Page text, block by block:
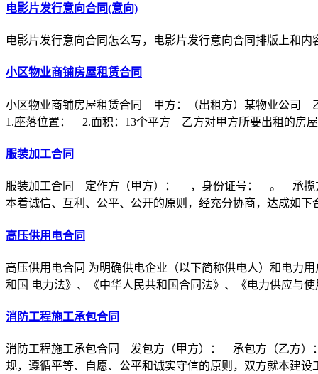
电影片发行意向合同(意向)
电影片发行意向合同怎么写，电影片发行意向合同排版上和
小区物业商铺房屋租赁合同
小区物业商铺房屋租赁合同 甲方：（出租方）某物业公司
1.座落位置： 2.面积：13个平方 乙方对甲方所要出租的房
服装加工合同
服装加工合同 定作方（甲方）： ，身份证号： 。 承揽
本着诚信、互利、公平、公开的原则，经充分协商，达成如下
高压供用电合同
高压供用电合同 为明确供电企业（以下简称供电人）和电力
和国 电力法》、《中华人民共和国合同法》、《电力供应与
消防工程施工承包合同
消防工程施工承包合同 发包方（甲方）： 承包方（乙方）
规，遵循平等、自愿、公平和诚实守信的原则，双方就本建设